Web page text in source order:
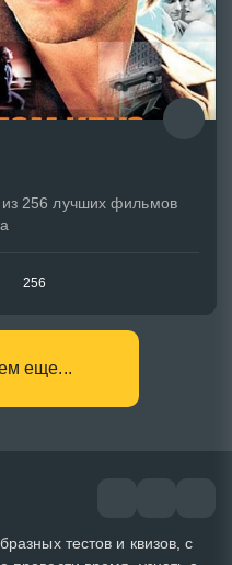
256 лучших фильмов
256
еще...
тестов и квизов, с